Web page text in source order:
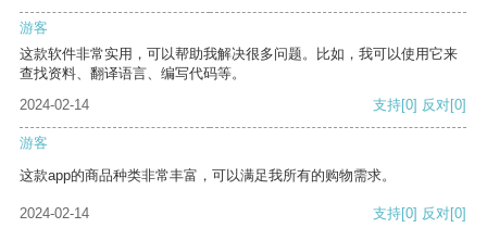
游客
这款软件非常实用，可以帮助我解决很多问题。比如，我可以使用它来
查找资料、翻译语言、编写代码等。
2024-02-14
支持[0] 反对[0]
游客
这款app的商品种类非常丰富，可以满足我所有的购物需求。
2024-02-14 支持[0] 反对[0]